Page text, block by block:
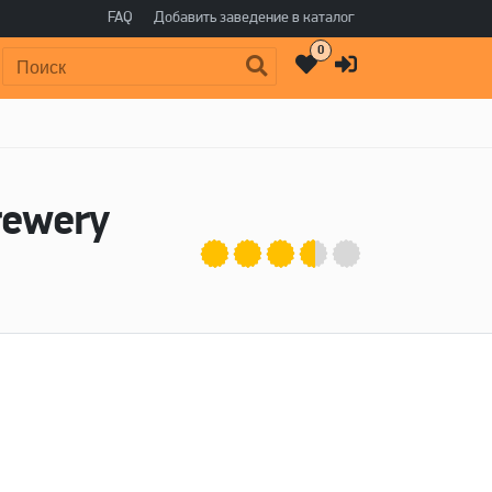
FAQ Добавить заведение в каталог
Поиск: 0